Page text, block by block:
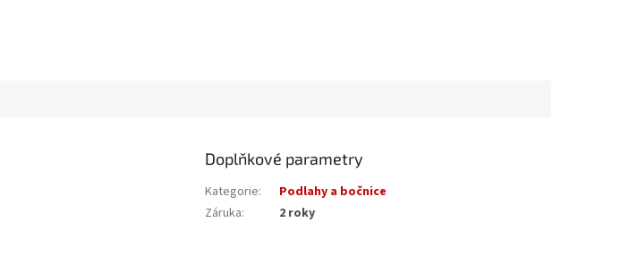
Doplňkové parametry
Kategorie:
Podlahy a bočnice
Záruka: 2 roky